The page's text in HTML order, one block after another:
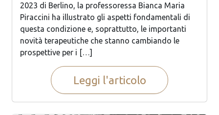
2023 di Berlino, la professoressa Bianca Maria
Piraccini ha illustrato gli aspetti fondamentali di
questa condizione e, soprattutto, le importanti
novità terapeutiche che stanno cambiando le
prospettive per i […]
Leggi l'articolo